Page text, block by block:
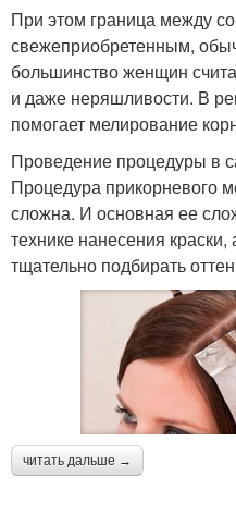
При этом граница между
свежеприобретенным,
большинство женщин
и даже неряшливости. В
помогает мелирование
Проведение процедуры в
Процедура прикорневого
сложна. И основная ее
технике нанесения
тщательно подбирать
читать дальше →